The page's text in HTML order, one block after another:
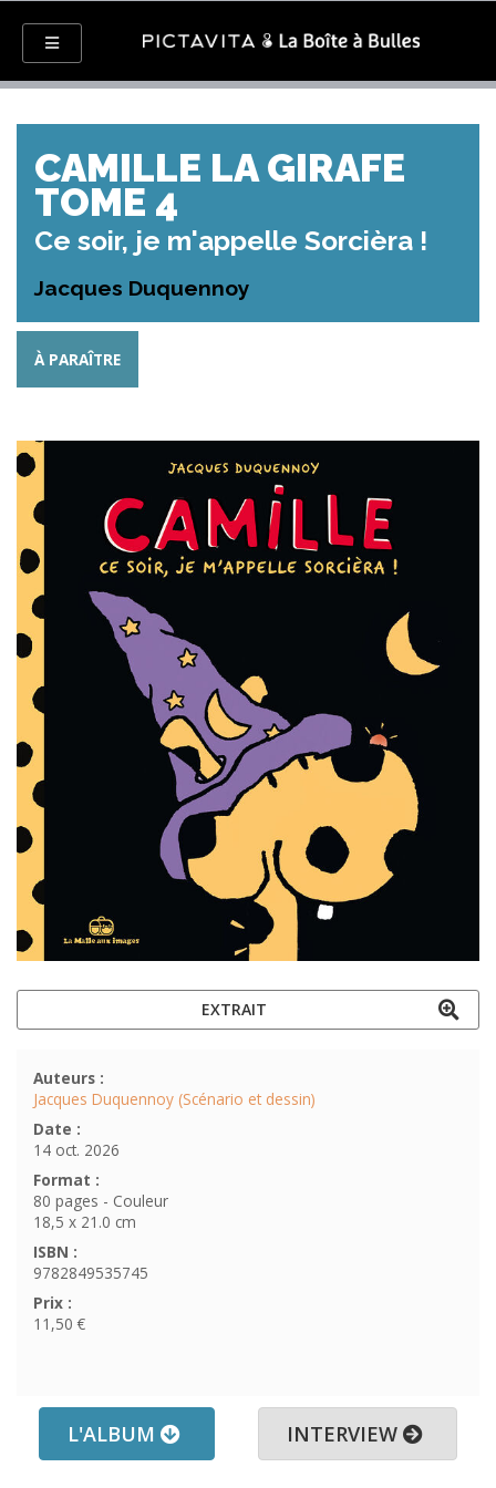
CAMILLE LA GIRAFE
TOME 4
Ce soir, je m'appelle Sorcièra !
Jacques Duquennoy
À PARAÎTRE
EXTRAIT
Auteurs :
Jacques Duquennoy (Scénario et dessin)
Date :
14 oct. 2026
Format :
80 pages - Couleur
18,5 x 21.0 cm
ISBN :
9782849535745
Prix :
11,50 €
L'ALBUM INTERVIEW